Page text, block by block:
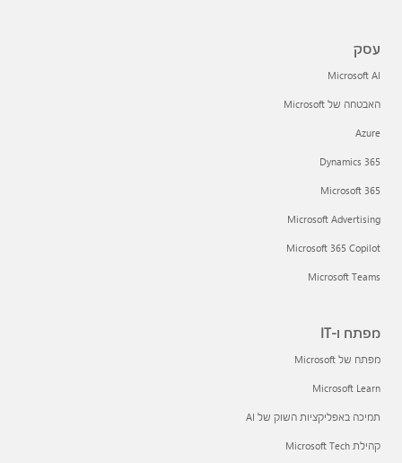
עסק
Microsoft AI
האבטחה של Microsoft
Azure
Dynamics 365
Microsoft 365
Microsoft Advertising
Microsoft 365 Copilot
Microsoft Teams
מפתח ו-IT
מפתח של Microsoft
Microsoft Learn
תמיכה באפליקציות השוק של AI
קהילת Microsoft Tech